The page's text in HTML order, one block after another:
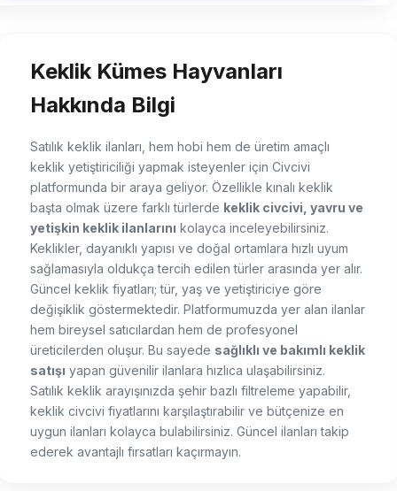
Keklik Kümes Hayvanları
Hakkında Bilgi
Satılık keklik ilanları, hem hobi hem de üretim amaçlı
keklik yetiştiriciliği yapmak isteyenler için Civcivi
platformunda bir araya geliyor. Özellikle kınalı keklik
başta olmak üzere farklı türlerde keklik civcivi, yavru ve
yetişkin keklik ilanlarını kolayca inceleyebilirsiniz.
Keklikler, dayanıklı yapısı ve doğal ortamlara hızlı uyum
sağlamasıyla oldukça tercih edilen türler arasında yer alır.
Güncel keklik fiyatları; tür, yaş ve yetiştiriciye göre
değişiklik göstermektedir. Platformumuzda yer alan ilanlar
hem bireysel satıcılardan hem de profesyonel
üreticilerden oluşur. Bu sayede sağlıklı ve bakımlı keklik
satışı yapan güvenilir ilanlara hızlıca ulaşabilirsiniz.
Satılık keklik arayışınızda şehir bazlı filtreleme yapabilir,
keklik civcivi fiyatlarını karşılaştırabilir ve bütçenize en
uygun ilanları kolayca bulabilirsiniz. Güncel ilanları takip
ederek avantajlı fırsatları kaçırmayın.